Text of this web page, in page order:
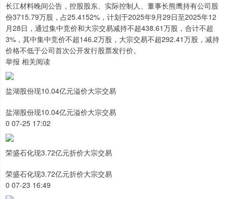
长江材料晚间公告，控股股东、实际控制人、董事长熊鹰持有公司股
份3715.79万股，占25.4152%，计划于2025年9月29日至2025年12
月28日，通过集中竞价和大宗交易减持不超438.61万股，合计不超
3%，其中集中竞价不超146.2万股，大宗交易不超292.41万股，减持
价格不低于公司首次公开发行股票发行价。
举报 相关阅读
盐湖股份现10.04亿元溢价大宗交易
盐湖股份现10.04亿元溢价大宗交易
0 07-25 17:02
荣盛石化现3.72亿元折价大宗交易
荣盛石化现3.72亿元折价大宗交易
0 07-23 16:49